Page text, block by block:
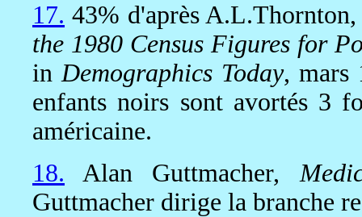
17. 43% d'après
the 1980 Census Figures for
inDemographics Today, mars
enfants noirs sont avortés 3
américaine.
18. Alan Guttmacher,
Guttmacher dirige la branche